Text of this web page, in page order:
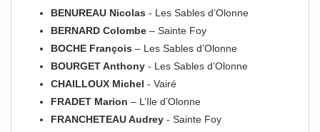
BENUREAU Nicolas - Les Sables d’Olonne
BERNARD Colombe – Sainte Foy
BOCHE François – Les Sables d’Olonne
BOURGET Anthony - Les Sables d’Olonne
CHAILLOUX Michel - Vairé
FRADET Marion – L’Ile d’Olonne
FRANCHETEAU Audrey - Sainte Foy